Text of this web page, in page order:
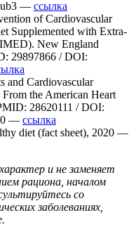
— ссылка
of Cardiovascular
Supplemented with Extra-
New England
29897866 / DOI:
and Cardiovascular
the American Heart
28620111 / DOI:
— ссылка
diet (fact sheet), 2020 —
и не заменяет
рациона, началом
со
заболеваниях,